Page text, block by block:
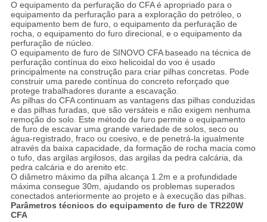
O equipamento da perfuração do CFA é apropriado para o
equipamento da perfuração para a exploração do petróleo, o
equipamento bem de furo, o equipamento da perfuração de
rocha, o equipamento do furo direcional, e o equipamento da
perfuração de núcleo.
O equipamento de furo de SINOVO CFA baseado na técnica de
perfuração contínua do eixo helicoidal do voo é usado
principalmente na construção para criar pilhas concretas. Pode
construir uma parede contínua do concreto reforçado que
protege trabalhadores durante a escavação.
As pilhas do CFA continuam as vantagens das pilhas conduzidas
e das pilhas furadas, que são versáteis e não exigem nenhuma
remoção do solo. Este método de furo permite o equipamento
de furo de escavar uma grande variedade de solos, seco ou
água-registrado, fraco ou coesivo, e de penetrá-la igualmente
através da baixa capacidade, da formação de rocha macia como
o tufo, das argilas argilosos, das argilas da pedra calcária, da
pedra calcária e do arenito etc.
O diâmetro máximo da pilha alcança 1.2m e a profundidade
máxima consegue 30m, ajudando os problemas superados
conectados anteriormente ao projeto e à execução das pilhas.
Parâmetros técnicos do equipamento de furo de TR220W
CFA